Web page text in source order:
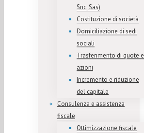
Snc, Sas)
Costituzione di società
Domiciliazione di sedi
sociali
Trasferimento di quote e
azioni
Incremento e riduzione
del capitale
Consulenza e assistenza
fiscale
Ottimizzazione fiscale